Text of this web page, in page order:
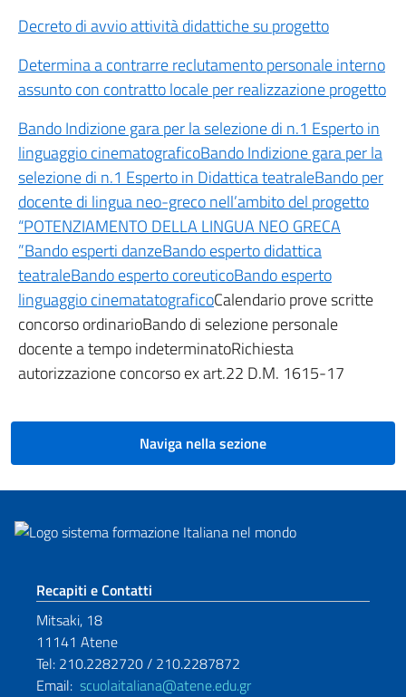
Decreto di avvio attività didattiche su progetto
Determina a contrarre reclutamento personale interno
assunto con contratto locale per realizzazione progetto
Bando Indizione gara per la selezione di n.1 Esperto in
linguaggio cinematograficoBando Indizione gara per la
selezione di n.1 Esperto in Didattica teatraleBando per
docente di lingua neo-greco nell’ambito del progetto
“POTENZIAMENTO DELLA LINGUA NEO GRECA
”Bando esperti danzeBando esperto didattica
teatraleBando esperto coreuticoBando esperto
linguaggio cinematatograficoCalendario prove scritte
concorso ordinarioBando di selezione personale
docente a tempo indeterminatoRichiesta
autorizzazione concorso ex art.22 D.M. 1615-17
Naviga nella sezione
Sezione footer
Recapiti e Contatti
Mitsaki, 18
11141 Atene
Tel: 210.2282720 / 210.2287872
Email: scuolaitaliana@atene.edu.gr